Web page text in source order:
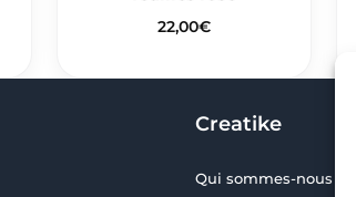
22,00€
Creatike
Qui sommes-nous ?